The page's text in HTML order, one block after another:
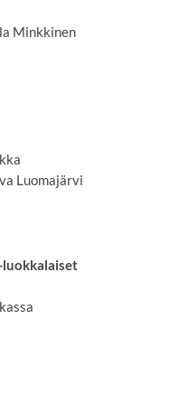
Minkkinen
Luomajärvi
luokkalaiset